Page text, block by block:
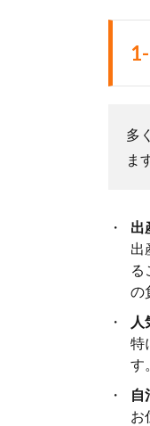
多
ま
出
出
る
の
特
す
自
お